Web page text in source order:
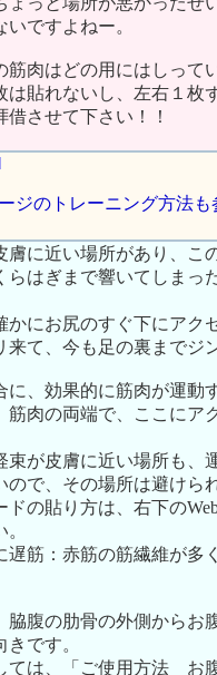
ですよねー。
筋肉はどの用にはしって
は貼れないし、左右１枚
させて下さい！！
ジのトレーニング方法
に近い場所があり、こ
はぎまで響いてしまっ
かにお尻のすぐ下にアク
て、今も足の裏までジ
に、効果的に筋肉が運動
筋肉の両端で、ここにア
束が皮膚に近い場所も
で、その場所は避けら
ドの貼り方は、右下の
遅筋：赤筋の筋繊維が
腹の肋骨の外側からお
です。
ては、「ご使用方法 お